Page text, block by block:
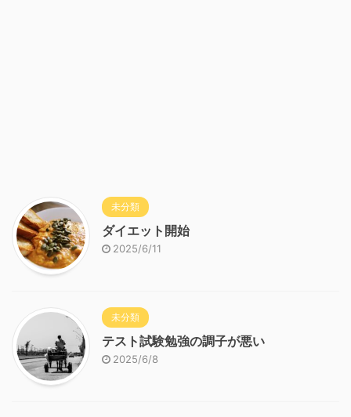
未分類
ダイエット開始
2025/6/11
未分類
テスト試験勉強の調子が悪い
2025/6/8